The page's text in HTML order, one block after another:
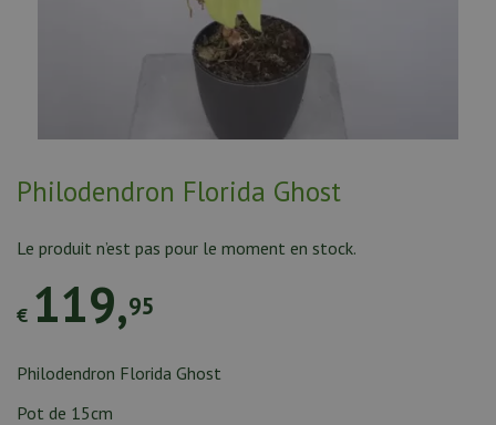
Philodendron Florida Ghost
€ 119,95
Le produit n’est pas pour le moment en stock.
Philodendron Florida Ghost
Pot de 15cm